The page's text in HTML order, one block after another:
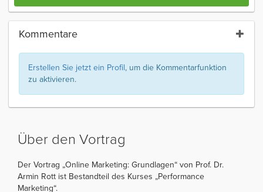
Kommentare
Erstellen Sie jetzt ein Profil, um die Kommentarfunktion
zu aktivieren.
Über den Vortrag
Der Vortrag „Online Marketing: Grundlagen“ von Prof. Dr.
Armin Rott ist Bestandteil des Kurses „Performance
Marketing“.